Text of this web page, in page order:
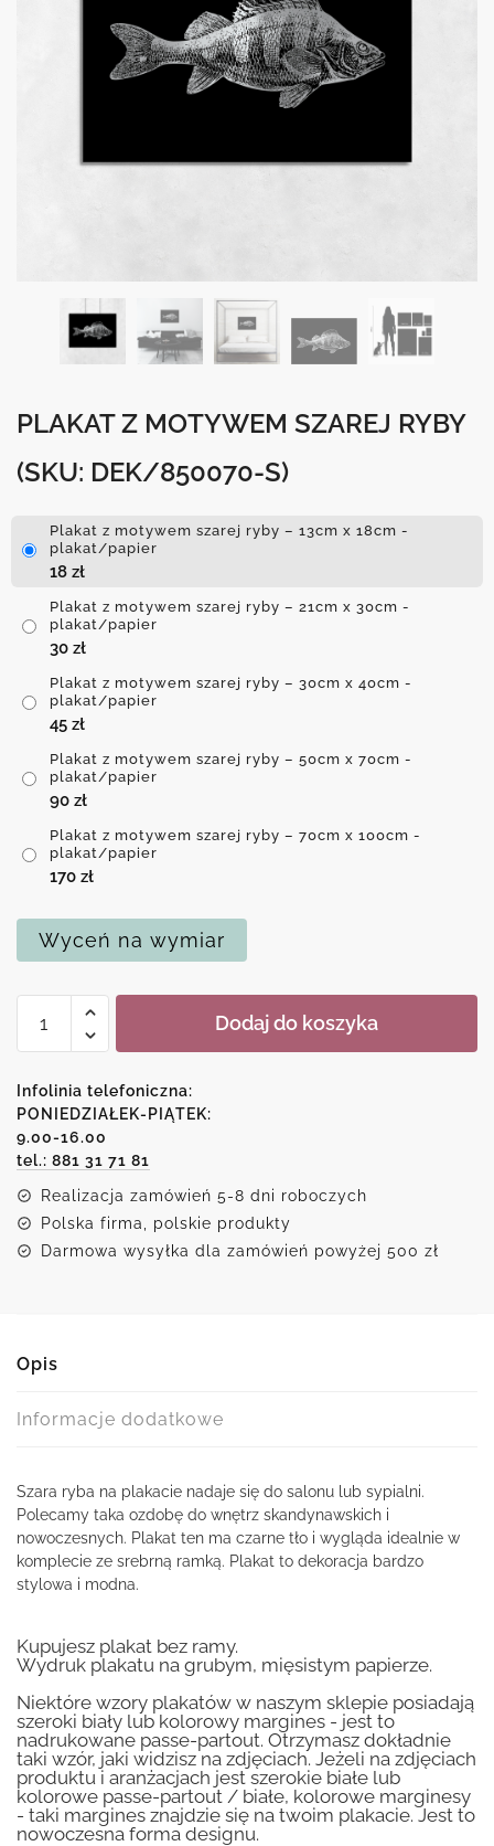
PLAKAT Z MOTYWEM SZAREJ RYBY
(SKU: DEK/850070-S)
Plakat z motywem szarej ryby – 13cm x 18cm -
plakat/papier
18 zł
Plakat z motywem szarej ryby – 21cm x 30cm -
plakat/papier
30 zł
Plakat z motywem szarej ryby – 30cm x 40cm -
plakat/papier
45 zł
Plakat z motywem szarej ryby – 50cm x 70cm -
plakat/papier
90 zł
Plakat z motywem szarej ryby – 70cm x 100cm -
plakat/papier
170 zł
Wyceń na wymiar
Plakat
motywem
szarej
ryby
Dodaj do koszyka
Infolinia telefoniczna:
PONIEDZIAŁEK-PIĄTEK:
9.00-16.00
tel.: 881 31 71 81
Realizacja zamówień 5-8 dni roboczych
Polska firma, polskie produkty
Darmowa wysyłka dla zamówień powyżej 500 zł
Opis
Informacje dodatkowe
Szara ryba na plakacie nadaje się do salonu lub sypialni.
Polecamy taka ozdobę do wnętrz skandynawskich i
nowoczesnych. Plakat ten ma czarne tło i wygląda idealnie w
komplecie ze srebrną ramką. Plakat to dekoracja bardzo
stylowa i modna.
Kupujesz plakat bez ramy.
Wydruk plakatu na grubym, mięsistym papierze.
Niektóre wzory plakatów w naszym sklepie posiadają
szeroki biały lub kolorowy margines - jest to
nadrukowane passe-partout. Otrzymasz dokładnie
taki wzór, jaki widzisz na zdjęciach. Jeżeli na zdjęciach
produktu i aranżacjach jest szerokie białe lub
kolorowe passe-partout / białe, kolorowe marginesy
- taki margines znajdzie się na twoim plakacie. Jest to
nowoczesna forma designu.